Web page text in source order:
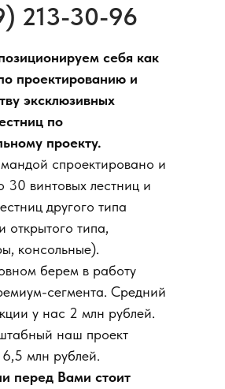
себя как
проектированию и
эксклюзивных
по
проекту.
спроектировано и
30 винтовых лестниц и
другого типа
открытого типа,
консольные).
берем в работу
сегмента. Средний
у нас 2 млн рублей.
наш проект
млн рублей.
перед Вами стоит
213-30-96